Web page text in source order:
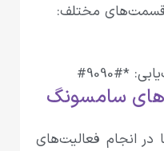
قسمت‌های مختلف:
*#9090#
سامسونگ
انجام فعالیت‌های